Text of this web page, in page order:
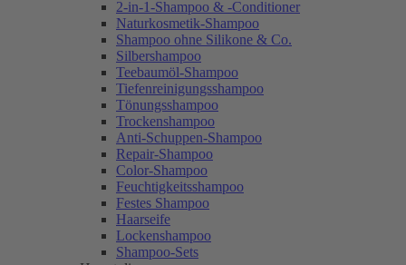
2-in-1-Shampoo & -Conditioner
Naturkosmetik-Shampoo
Shampoo ohne Silikone & Co.
Silbershampoo
Teebaumöl-Shampoo
Tiefenreinigungsshampoo
Tönungsshampoo
Trockenshampoo
Anti-Schuppen-Shampoo
Repair-Shampoo
Color-Shampoo
Feuchtigkeitsshampoo
Festes Shampoo
Haarseife
Lockenshampoo
Shampoo-Sets